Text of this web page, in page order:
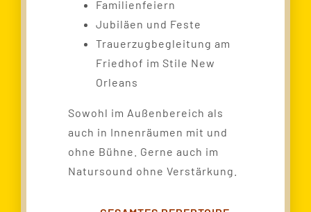
Familienfeiern
Jubiläen und Feste
Trauerzugbegleitung am
Friedhof im Stile New
Orleans
Sowohl im Außenbereich als
auch in Innenräumen mit und
ohne Bühne. Gerne auch im
Natursound ohne Verstärkung.